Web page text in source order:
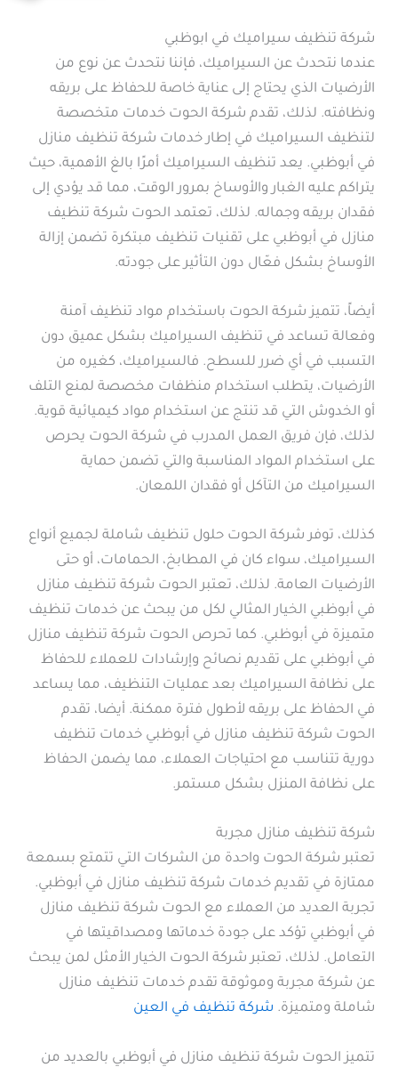
شركة تنظيف سيراميك في ابوظبي
عندما نتحدث عن السيراميك، فإننا نتحدث عن نوع من
الأرضيات الذي يحتاج إلى عناية خاصة للحفاظ على بريقه
ونظافته. لذلك، تقدم شركة الحوت خدمات متخصصة
لتنظيف السيراميك في إطار خدمات شركة تنظيف منازل
في أبوظبي. يعد تنظيف السيراميك أمرًا بالغ الأهمية، حيث
يتراكم عليه الغبار والأوساخ بمرور الوقت، مما قد يؤدي إلى
فقدان بريقه وجماله. لذلك، تعتمد الحوت شركة تنظيف
منازل في أبوظبي على تقنيات تنظيف مبتكرة تضمن إزالة
الأوساخ بشكل فعّال دون التأثير على جودته.
أيضاً، تتميز شركة الحوت باستخدام مواد تنظيف آمنة
وفعالة تساعد في تنظيف السيراميك بشكل عميق دون
التسبب في أي ضرر للسطح. فالسيراميك، كغيره من
الأرضيات، يتطلب استخدام منظفات مخصصة لمنع التلف
أو الخدوش التي قد تنتج عن استخدام مواد كيميائية قوية.
لذلك، فإن فريق العمل المدرب في شركة الحوت يحرص
على استخدام المواد المناسبة والتي تضمن حماية
السيراميك من التآكل أو فقدان اللمعان.
كذلك، توفر شركة الحوت حلول تنظيف شاملة لجميع أنواع
السيراميك، سواء كان في المطابخ، الحمامات، أو حتى
الأرضيات العامة. لذلك، تعتبر الحوت شركة تنظيف منازل
في أبوظبي الخيار المثالي لكل من يبحث عن خدمات تنظيف
متميزة في أبوظبي. كما تحرص الحوت شركة تنظيف منازل
في أبوظبي على تقديم نصائح وإرشادات للعملاء للحفاظ
على نظافة السيراميك بعد عمليات التنظيف، مما يساعد
في الحفاظ على بريقه لأطول فترة ممكنة. أيضا، تقدم
الحوت شركة تنظيف منازل في أبوظبي خدمات تنظيف
دورية تتناسب مع احتياجات العملاء، مما يضمن الحفاظ
على نظافة المنزل بشكل مستمر.
شركة تنظيف منازل مجربة
تعتبر شركة الحوت واحدة من الشركات التي تتمتع بسمعة
ممتازة في تقديم خدمات شركة تنظيف منازل في أبوظبي.
تجربة العديد من العملاء مع الحوت شركة تنظيف منازل
في أبوظبي تؤكد على جودة خدماتها ومصداقيتها في
التعامل. لذلك، تعتبر شركة الحوت الخيار الأمثل لمن يبحث
عن شركة مجربة وموثوقة تقدم خدمات تنظيف منازل
شاملة ومتميزة. شركة تنظيف في العين
تتميز الحوت شركة تنظيف منازل في أبوظبي بالعديد من